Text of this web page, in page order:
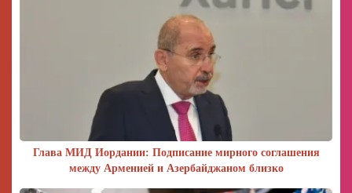
Глава МИД Иордании: Подписание мирного соглашения
между Арменией и Азербайджаном близко